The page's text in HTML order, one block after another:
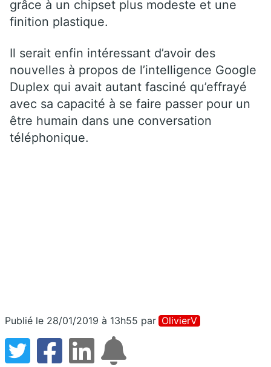
grâce à un chipset plus modeste et une
finition plastique.
Il serait enfin intéressant d’avoir des
nouvelles à propos de l’intelligence Google
Duplex qui avait autant fasciné qu’effrayé
avec sa capacité à se faire passer pour un
être humain dans une conversation
téléphonique.
Publié le 28/01/2019 à 13h55 par OlivierV